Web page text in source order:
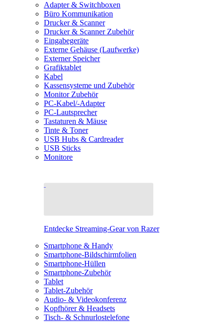
Adapter & Switchboxen
Büro Kommunikation
Drucker & Scanner
Drucker & Scanner Zubehör
Eingabegeräte
Externe Gehäuse (Laufwerke)
Externer Speicher
Grafiktablet
Kabel
Kassensysteme und Zubehör
Monitor Zubehör
PC-Kabel/-Adapter
PC-Lautsprecher
Tastaturen & Mäuse
Tinte & Toner
USB Hubs & Cardreader
USB Sticks
Monitore
Entdecke Streaming-Gear von Razer
Smartphone & Handy
Smartphone-Bildschirmfolien
Smartphone-Hüllen
Smartphone-Zubehör
Tablet
Tablet-Zubehör
Audio- & Videokonferenz
Kopfhörer & Headsets
Tisch- & Schnurlostelefone